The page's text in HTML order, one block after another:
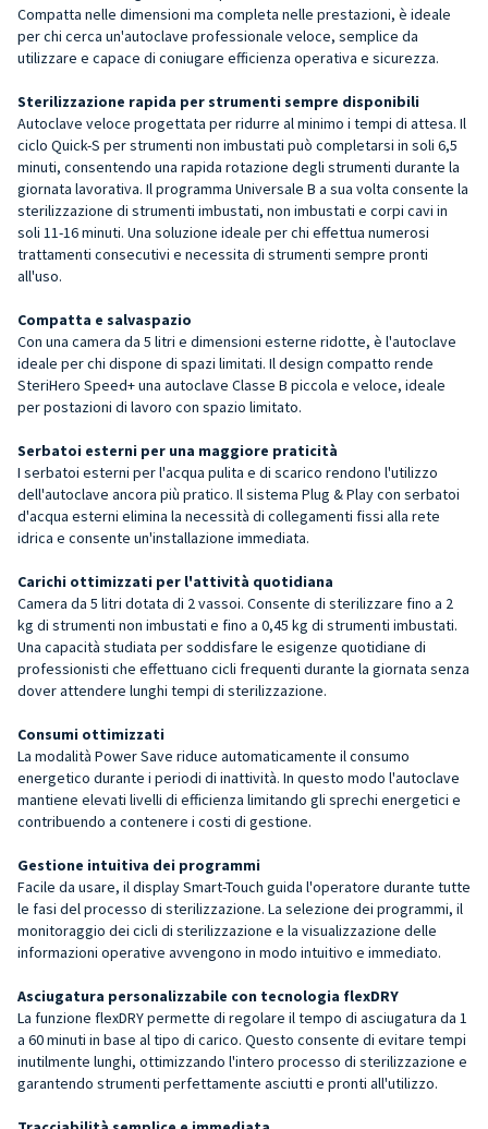
Compatta nelle dimensioni ma completa nelle prestazioni, è ideale
per chi cerca un'autoclave professionale veloce, semplice da
utilizzare e capace di coniugare efficienza operativa e sicurezza.
Sterilizzazione rapida per strumenti sempre disponibili
Autoclave veloce progettata per ridurre al minimo i tempi di attesa. Il
ciclo Quick-S per strumenti non imbustati può completarsi in soli 6,5
minuti, consentendo una rapida rotazione degli strumenti durante la
giornata lavorativa. Il programma Universale B a sua volta consente la
sterilizzazione di strumenti imbustati, non imbustati e corpi cavi in
soli 11-16 minuti. Una soluzione ideale per chi effettua numerosi
trattamenti consecutivi e necessita di strumenti sempre pronti
all'uso.
Compatta e salvaspazio
Con una camera da 5 litri e dimensioni esterne ridotte, è l'autoclave
ideale per chi dispone di spazi limitati. Il design compatto rende
SteriHero Speed+ una autoclave Classe B piccola e veloce, ideale
per postazioni di lavoro con spazio limitato.
Serbatoi esterni per una maggiore praticità
I serbatoi esterni per l'acqua pulita e di scarico rendono l'utilizzo
dell'autoclave ancora più pratico. Il sistema Plug & Play con serbatoi
d'acqua esterni elimina la necessità di collegamenti fissi alla rete
idrica e consente un'installazione immediata.
Carichi ottimizzati per l'attività quotidiana
Camera da 5 litri dotata di 2 vassoi. Consente di sterilizzare fino a 2
kg di strumenti non imbustati e fino a 0,45 kg di strumenti imbustati.
Una capacità studiata per soddisfare le esigenze quotidiane di
professionisti che effettuano cicli frequenti durante la giornata senza
dover attendere lunghi tempi di sterilizzazione.
Consumi ottimizzati
La modalità Power Save riduce automaticamente il consumo
energetico durante i periodi di inattività. In questo modo l'autoclave
mantiene elevati livelli di efficienza limitando gli sprechi energetici e
contribuendo a contenere i costi di gestione.
Gestione intuitiva dei programmi
Facile da usare, il display Smart-Touch guida l'operatore durante tutte
le fasi del processo di sterilizzazione. La selezione dei programmi, il
monitoraggio dei cicli di sterilizzazione e la visualizzazione delle
informazioni operative avvengono in modo intuitivo e immediato.
Asciugatura personalizzabile con tecnologia flexDRY
La funzione flexDRY permette di regolare il tempo di asciugatura da 1
a 60 minuti in base al tipo di carico. Questo consente di evitare tempi
inutilmente lunghi, ottimizzando l'intero processo di sterilizzazione e
garantendo strumenti perfettamente asciutti e pronti all'utilizzo.